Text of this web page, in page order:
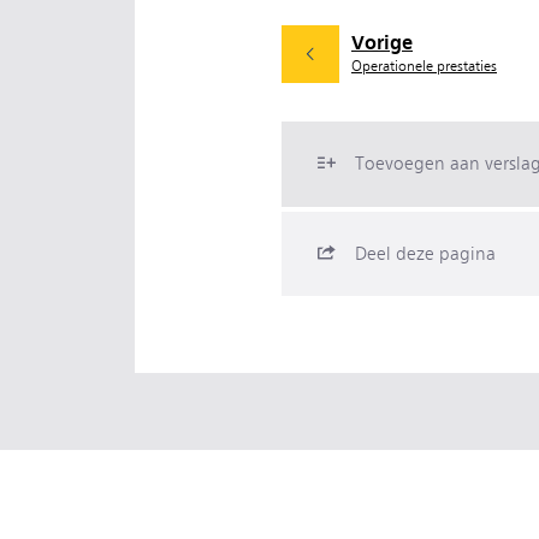
Vorige
Operationele prestaties
Toevoegen aan
Deel deze pagina